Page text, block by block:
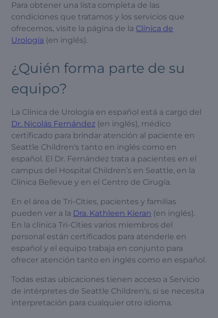
Para obtener una lista completa de las
condiciones que tratamos y los servicios que
ofrecemos, visite la página de la Clínica de
Urología (en inglés).
¿Quién forma parte de su
equipo?
La Clínica de Urología en español está a cargo del
Dr. Nicolás Fernández (en inglés), médico
certificado para brindar atención al paciente en
Seattle Children's tanto en inglés como en
español. El Dr. Fernández trata a pacientes en el
campus del Hospital Children’s en Seattle, en la
Clínica Bellevue y en el Centro de Cirugía.
En el área de Tri-Cities, pacientes y familias
pueden ver a la Dra. Kathleen Kieran (en inglés).
En la clínica Tri-Cities varios miembros del
personal están certificados para atenderle en
español y el equipo trabaja en conjunto para
ofrecer atención tanto en inglés como en español.
Todas estas ubicaciones tienen acceso a Servicio
de intérpretes de Seattle Children's, si se necesita
interpretación para cualquier otro idioma.